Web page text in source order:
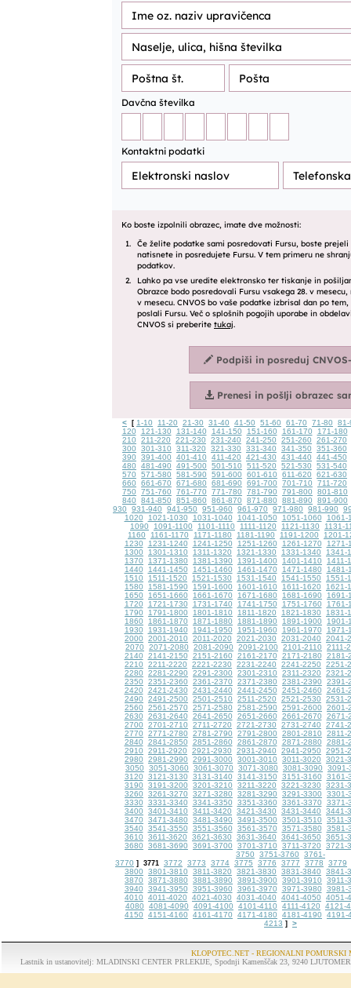
< [ 1-10 11-20 21-30 31-40 41-50 51-60 61-70 71-80
81-
120
121-130 131-140 141-150 151-160 161-170
171-180
210
211-220 221-230 231-240 241-250 251-260
261-270
300
301-310 311-320 321-330 331-340 341-350
351-360
390
391-400 401-410 411-420 421-430 431-440
441-450
480
481-490 491-500 501-510 511-520 521-530
531-540
570
571-580 581-590 591-600 601-610 611-620
621-630
660
661-670 671-680 681-690 691-700 701-710
711-720
750
751-760 761-770 771-780 781-790 791-800
801-810
840
841-850 851-860 861-870 871-880 881-890
891-900
930
931-940 941-950 951-960 961-970 971-980 981-990
1020
1021-1030 1031-1040 1041-1050 1051-1060
1061-
1090
1091-1100 1101-1110 1111-1120 1121-1130
1131-
1160
1161-1170 1171-1180 1181-1190 1191-1200
1201-
1230
1231-1240 1241-1250 1251-1260 1261-1270
1271-
1300
1301-1310 1311-1320 1321-1330 1331-1340
1341-
1370
1371-1380 1381-1390 1391-1400 1401-1410
1411-
1440
1441-1450 1451-1460 1461-1470 1471-1480
1481-
1510
1511-1520 1521-1530 1531-1540 1541-1550
1551-
1580
1581-1590 1591-1600 1601-1610 1611-1620
1621-
1650
1651-1660 1661-1670 1671-1680 1681-1690
1691-
1720
1721-1730 1731-1740 1741-1750 1751-1760
1761-
1790
1791-1800 1801-1810 1811-1820 1821-1830
1831-
1860
1861-1870 1871-1880 1881-1890 1891-1900
1901-
1930
1931-1940 1941-1950 1951-1960 1961-1970
1971-
2000
2001-2010 2011-2020 2021-2030 2031-2040
2041-
2070
2071-2080 2081-2090 2091-2100 2101-2110
2111-
2140
2141-2150 2151-2160 2161-2170 2171-2180
2181-
2210
2211-2220 2221-2230 2231-2240 2241-2250
2251-
2280
2281-2290 2291-2300 2301-2310 2311-2320
2321-
2350
2351-2360 2361-2370 2371-2380 2381-2390
2391-
2420
2421-2430 2431-2440 2441-2450 2451-2460
2461-
2490
2491-2500 2501-2510 2511-2520 2521-2530
2531-
2560
2561-2570 2571-2580 2581-2590 2591-2600
2601-
2630
2631-2640 2641-2650 2651-2660 2661-2670
2671-
2700
2701-2710 2711-2720 2721-2730 2731-2740
2741-
2770
2771-2780 2781-2790 2791-2800 2801-2810
2811-
2840
2841-2850 2851-2860 2861-2870 2871-2880
2881-
2910
2911-2920 2921-2930 2931-2940 2941-2950
2951-
2980
2981-2990 2991-3000 3001-3010 3011-3020
3021-
3050
3051-3060 3061-3070 3071-3080 3081-3090
3091-
3120
3121-3130 3131-3140 3141-3150 3151-3160
3161-
3190
3191-3200 3201-3210 3211-3220 3221-3230
3231-
3260
3261-3270 3271-3280 3281-3290 3291-3300
3301-
3330
3331-3340 3341-3350 3351-3360 3361-3370
3371-
3400
3401-3410 3411-3420 3421-3430 3431-3440
3441-
3470
3471-3480 3481-3490 3491-3500 3501-3510
3511-
3540
3541-3550 3551-3560 3561-3570 3571-3580
3581-
3610
3611-3620 3621-3630 3631-3640 3641-3650
3651-
3680
3681-3690 3691-3700 3701-3710 3711-3720
3721-
3750
3751-3760
3761-
3770 ] 3771 3772 3773 3774 3775 3776 3777 3778
3779
3800
3801-3810 3811-3820 3821-3830 3831-3840
3841-
3870
3871-3880 3881-3890 3891-3900 3901-3910
3911-
3940
3941-3950 3951-3960 3961-3970 3971-3980
3981-
4010
4011-4020 4021-4030 4031-4040 4041-4050
4051-
4080
4081-4090 4091-4100 4101-4110 4111-4120
4121-
4150
4151-4160 4161-4170 4171-4180 4181-4190
4191-
4213 ] >
KLOPOTEC.NET - REGIONALNI POMURSKI
Lastnik in ustanovitelj: MLADINSKI CENTER PRLEKIJE, Spodnji Kamenščak 23, 9240